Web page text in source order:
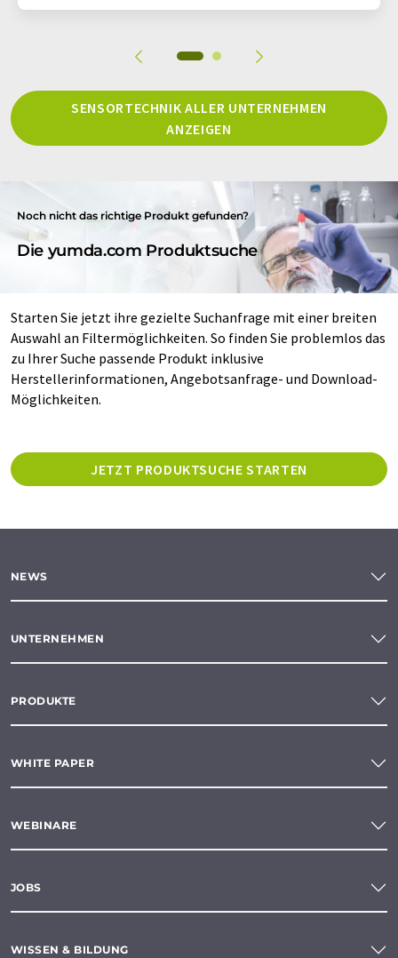
SENSORTECHNIK ALLER UNTERNEHMEN
ANZEIGEN
Noch nicht das richtige Produkt gefunden?
Die yumda.com Produktsuche
Starten Sie jetzt ihre gezielte Suchanfrage mit einer breiten
Auswahl an Filtermöglichkeiten. So finden Sie problemlos das
zu Ihrer Suche passende Produkt inklusive
Herstellerinformationen, Angebotsanfrage- und Download-
Möglichkeiten.
JETZT PRODUKTSUCHE STARTEN
NEWS
UNTERNEHMEN
PRODUKTE
WHITE PAPER
WEBINARE
JOBS
WISSEN & BILDUNG